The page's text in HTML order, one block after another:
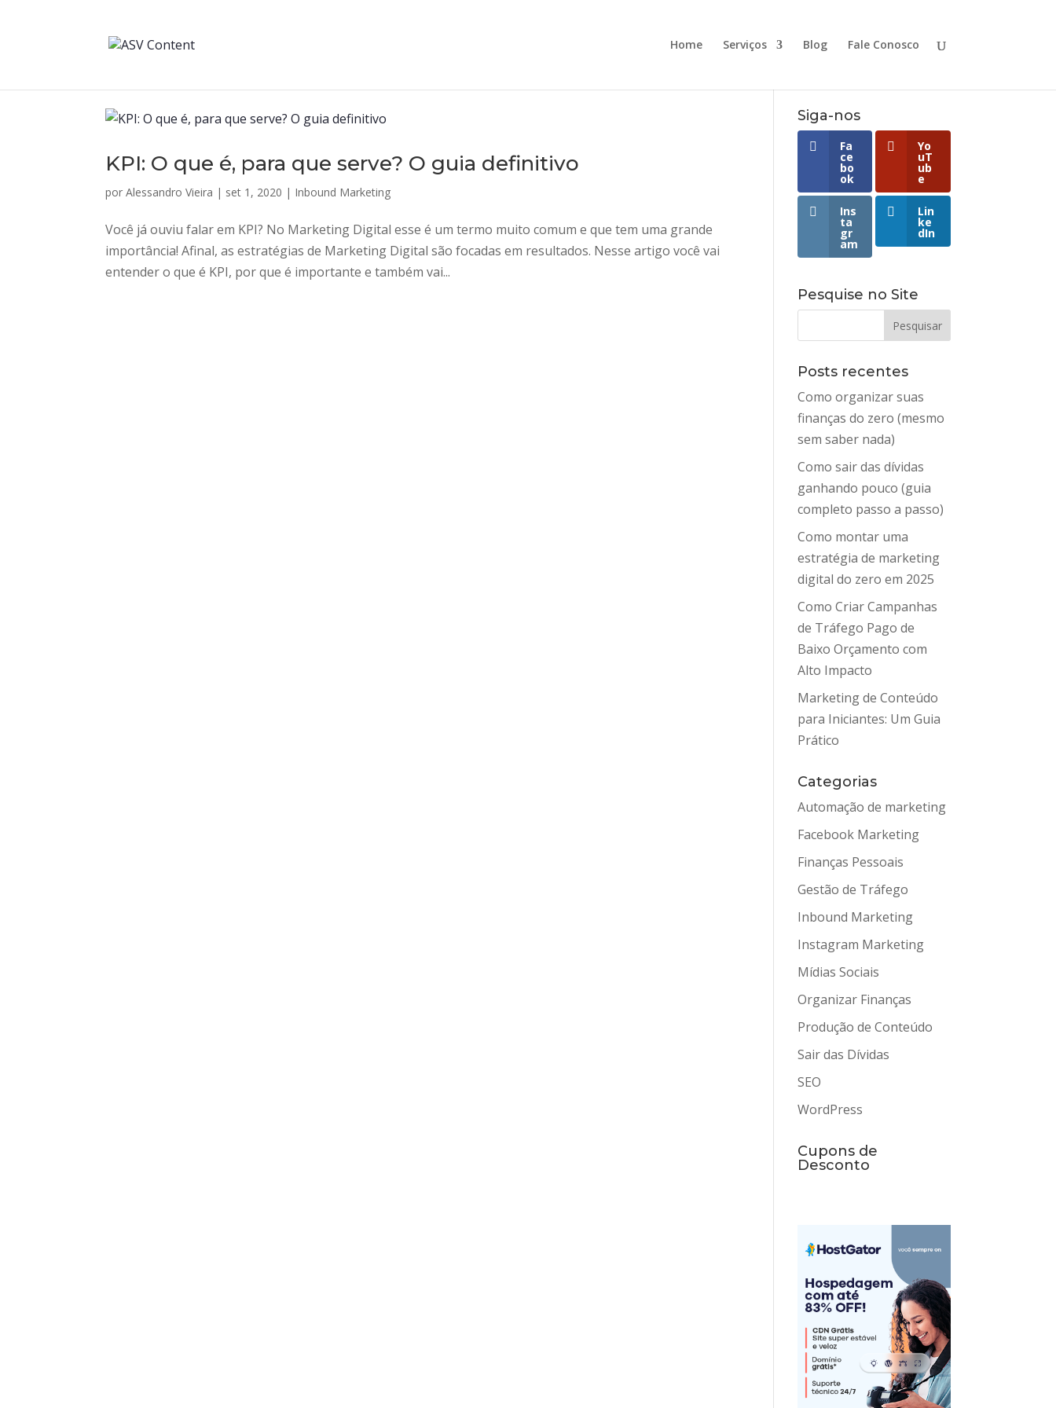
Home Serviços Blog Fale Conosco
KPI: O que é, para que serve? O guia definitivo
porAlessandro Vieira | set 1, 2020 | Inbound Marketing
Você já ouviu falar em KPI? No Marketing Digital esse é um termo muito comum e que tem uma grande
importância! Afinal, as estratégias de Marketing Digital são focadas em resultados. Nesse artigo você vai
entender o que é KPI, por que é importante e também vai...
Siga-nos
Fa
ce
bo
ok
Yo
uT
ub
e
Ins
ta
gr
am
Lin
ke
dIn
Pesquise no Site
Posts recentes
Como organizar suas
finanças do zero (mesmo
sem saber nada)
Como sair das dívidas
ganhando pouco (guia
completo passo a passo)
Como montar uma
estratégia de marketing
digital do zero em 2025
Como Criar Campanhas
de Tráfego Pago de
Baixo Orçamento com
Alto Impacto
Marketing de Conteúdo
para Iniciantes: Um Guia
Prático
Categorias
Automação de marketing
Facebook Marketing
Finanças Pessoais
Gestão de Tráfego
Inbound Marketing
Instagram Marketing
Mídias Sociais
Organizar Finanças
Produção de Conteúdo
Sair das Dívidas
SEO
WordPress
Cupons de
Desconto